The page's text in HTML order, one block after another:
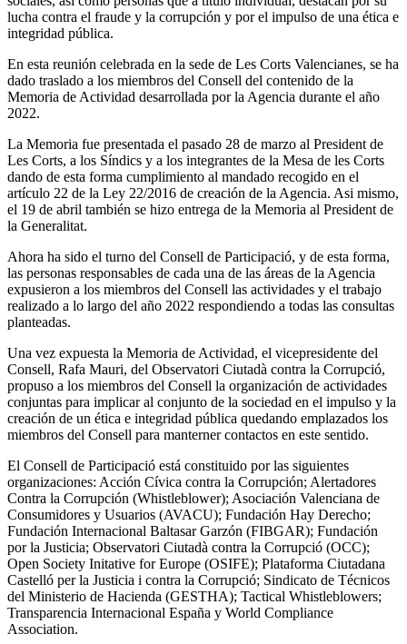
lucha contra el fraude y la corrupción y por el impulso de una ética e
integridad pública.
En esta reunión celebrada en la sede de Les Corts Valencianes, se ha
dado traslado a los miembros del Consell del contenido de la
Memoria de Actividad desarrollada por la Agencia durante el año
2022.
La Memoria fue presentada el pasado 28 de marzo al President de
Les Corts, a los Síndics y a los integrantes de la Mesa de les Corts
dando de esta forma cumplimiento al mandado recogido en el
artículo 22 de la Ley 22/2016 de creación de la Agencia. Asi mismo,
el 19 de abril también se hizo entrega de la Memoria al President de
la Generalitat.
Ahora ha sido el turno del Consell de Participació, y de esta forma,
las personas responsables de cada una de las áreas de la Agencia
expusieron a los miembros del Consell las actividades y el trabajo
realizado a lo largo del año 2022 respondiendo a todas las consultas
planteadas.
Una vez expuesta la Memoria de Actividad, el vicepresidente del
Consell, Rafa Mauri, del Observatori Ciutadà contra la Corrupció,
propuso a los miembros del Consell la organización de actividades
conjuntas para implicar al conjunto de la sociedad en el impulso y la
creación de un ética e integridad pública quedando emplazados los
miembros del Consell para manterner contactos en este sentido.
El Consell de Participació está constituido por las siguientes
organizaciones: Acción Cívica contra la Corrupción; Alertadores
Contra la Corrupción (Whistleblower); Asociación Valenciana de
Consumidores y Usuarios (AVACU); Fundación Hay Derecho;
Fundación Internacional Baltasar Garzón (FIBGAR); Fundación
por la Justicia; Observatori Ciutadà contra la Corrupció (OCC);
Open Society Initative for Europe (OSIFE); Plataforma Ciutadana
Castelló per la Justicia i contra la Corrupció; Sindicato de Técnicos
del Ministerio de Hacienda (GESTHA); Tactical Whistleblowers;
Transparencia Internacional España y World Compliance
Association.